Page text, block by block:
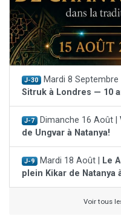
J-30 Mardi 8 Septembre |
Sitruk à Londres — 10
J-7 Dimanche 16 Août |
de Ungvar à Natanya!
J-9 Mardi 18 Août |
Le
plein Kikar de Natanya
Voir tous